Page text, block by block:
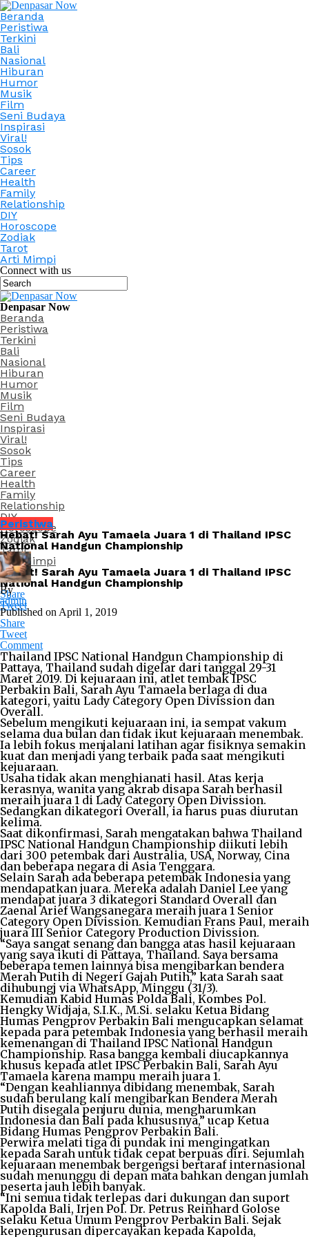
Beranda
Peristiwa
Terkini
Bali
Nasional
Hiburan
Humor
Musik
Film
Seni Budaya
Inspirasi
Viral!
Sosok
Tips
Career
Health
Family
Relationship
DIY
Horoscope
Zodiak
Tarot
Arti Mimpi
Connect with us
Denpasar Now
Beranda
Peristiwa
Terkini
Bali
Nasional
Hiburan
Humor
Musik
Film
Seni Budaya
Inspirasi
Viral!
Sosok
Tips
Career
Health
Family
Relationship
DIY
Horoscope
Zodiak
Tarot
Arti Mimpi
Hebat! Sarah Ayu Tamaela Juara 1 di Thailand IPSC
National Handgun Championship
Share
Tweet
Peristiwa
Hebat! Sarah Ayu Tamaela Juara 1 di Thailand IPSC
National Handgun Championship
By
admin
Published on April 1, 2019
Share
Tweet
Comment
Thailand IPSC National Handgun Championship di
Pattaya, Thailand sudah digelar dari tanggal 29-31
Maret 2019. Di kejuaraan ini, atlet tembak IPSC
Perbakin Bali, Sarah Ayu Tamaela berlaga di dua
kategori, yaitu Lady Category Open Divission dan
Overall.
Sebelum mengikuti kejuaraan ini, ia sempat vakum
selama dua bulan dan tidak ikut kejuaraan menembak.
Ia lebih fokus menjalani latihan agar fisiknya semakin
kuat dan menjadi yang terbaik pada saat mengikuti
kejuaraan.
Usaha tidak akan menghianati hasil. Atas kerja
kerasnya, wanita yang akrab disapa Sarah berhasil
meraih juara 1 di Lady Category Open Divission.
Sedangkan dikategori Overall, ia harus puas diurutan
kelima.
Saat dikonfirmasi, Sarah mengatakan bahwa Thailand
IPSC National Handgun Championship diikuti lebih
dari 300 petembak dari Australia, USA, Norway, Cina
dan beberapa negara di Asia Tenggara.
Selain Sarah ada beberapa petembak Indonesia yang
mendapatkan juara. Mereka adalah Daniel Lee yang
mendapat juara 3 dikategori Standard Overall dan
Zaenal Arief Wangsanegara meraih juara 1 Senior
Category Open Divission. Kemudian Frans Paul, meraih
juara III Senior Category Production Divission.
“Saya sangat senang dan bangga atas hasil kejuaraan
yang saya ikuti di Pattaya, Thailand. Saya bersama
beberapa temen lainnya bisa mengibarkan bendera
Merah Putih di Negeri Gajah Putih,” kata Sarah saat
dihubungj via WhatsApp, Minggu (31/3).
Kemudian Kabid Humas Polda Bali, Kombes Pol.
Hengky Widjaja, S.I.K., M.Si. selaku Ketua Bidang
Humas Pengprov Perbakin Bali mengucapkan selamat
kepada para petembak Indonesia yang berhasil meraih
kemenangan di Thailand IPSC National Handgun
Championship. Rasa bangga kembali diucapkannya
khusus kepada atlet IPSC Perbakin Bali, Sarah Ayu
Tamaela karena mampu meraih juara 1.
“Dengan keahliannya dibidang menembak, Sarah
sudah berulang kali mengibarkan Bendera Merah
Putih disegala penjuru dunia, mengharumkan
Indonesia dan Bali pada khususnya,” ucap Ketua
Bidang Humas Pengprov Perbakin Bali.
Perwira melati tiga di pundak ini mengingatkan
kepada Sarah untuk tidak cepat berpuas diri. Sejumlah
kejuaraan menembak bergengsi bertaraf internasional
sudah menunggu di depan mata bahkan dengan jumlah
peserta jauh lebih banyak.
“Ini semua tidak terlepas dari dukungan dan suport
Kapolda Bali, Irjen Pol. Dr. Petrus Reinhard Golose
selaku Ketua Umum Pengprov Perbakin Bali. Sejak
kepengurusan dipercayakan kepada Kapolda,